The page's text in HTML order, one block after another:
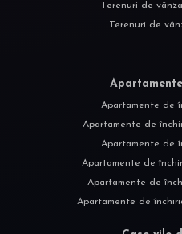
Terenuri de
Terenuri de
Apartamente de
Apartamente de
Apartamente de
Apartamente de
Apartamente de
Apartamente de